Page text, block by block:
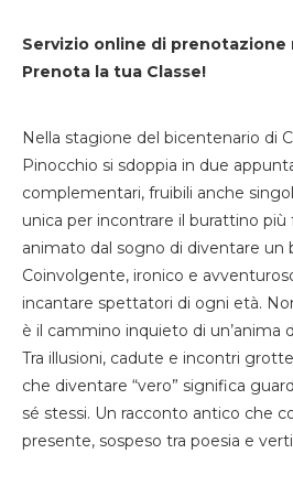
Servizio online di
Prenota la tua Classe!
Nella stagione del bicentenario di
Pinocchio si sdoppia in due
complementari, fruibili anche
unica per incontrare il burattino
animato dal sogno di diventare un
Coinvolgente, ironico e
incantare spettatori di ogni età.
è il cammino inquieto di un’anima
Tra illusioni, cadute e incontri
che diventare “vero” significa
sé stessi. Un racconto antico che
presente, sospeso tra poesia e